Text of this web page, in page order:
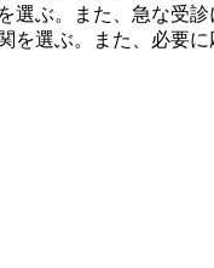
ぶ。また、急な受
選ぶ。また、必要